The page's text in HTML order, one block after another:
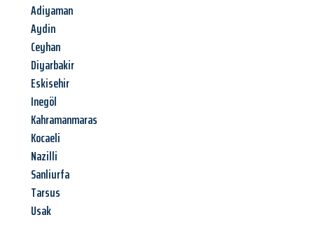
Adiyaman
Aydin
Ceyhan
Diyarbakir
Eskisehir
Inegöl
Kahramanmaras
Kocaeli
Nazilli
Sanliurfa
Tarsus
Usak